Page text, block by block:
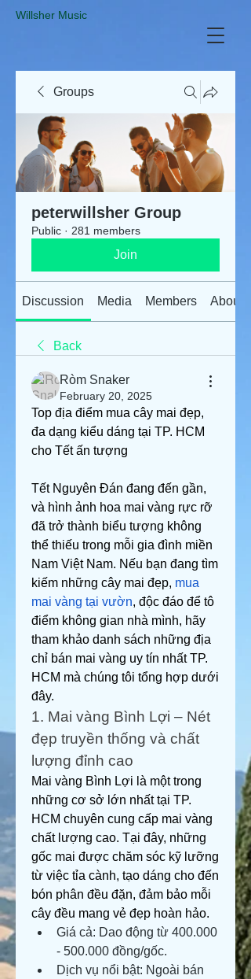
​Willsher Music
Groups
peterwillsher Group
Public · 281 members
Join
Discussion Media Members About
Back
Ròm Snaker
February 20, 2025
Top địa điểm mua cây mai đẹp,
đa dạng kiểu dáng tại TP. HCM
cho Tết ấn tượng
Tết Nguyên Đán đang đến gần,
và hình ảnh hoa mai vàng rực rỡ
đã trở thành biểu tượng không
thể thiếu trong mỗi gia đình miền
Nam Việt Nam. Nếu bạn đang tìm
kiếm những cây mai đẹp, mua
mai vàng tại vườn, độc đáo để tô
điểm không gian nhà mình, hãy
tham khảo danh sách những địa
chỉ bán mai vàng uy tín nhất TP.
HCM mà chúng tôi tổng hợp dưới
đây.
1. Mai vàng Bình Lợi – Nét
đẹp truyền thống và chất
lượng đỉnh cao
Mai vàng Bình Lợi là một trong
những cơ sở lớn nhất tại TP.
HCM chuyên cung cấp mai vàng
chất lượng cao. Tại đây, những
gốc mai được chăm sóc kỹ lưỡng
từ việc tỉa cành, tạo dáng cho đến
bón phân đều đặn, đảm bảo mỗi
cây đều mang vẻ đẹp hoàn hảo.
Giá cả: Dao động từ 400.000
- 500.000 đồng/gốc.
Dịch vụ nổi bật: Ngoài bán